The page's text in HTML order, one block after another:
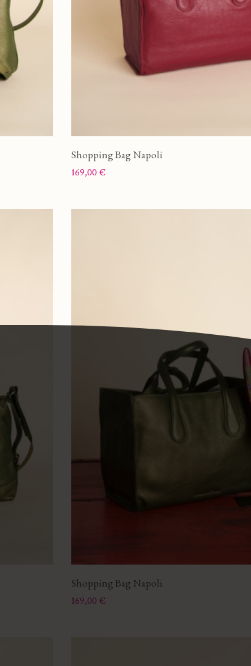
Shopping Bag Napoli
Prix
169,00 €
Shopping Bag Napoli
Prix
169,00 €